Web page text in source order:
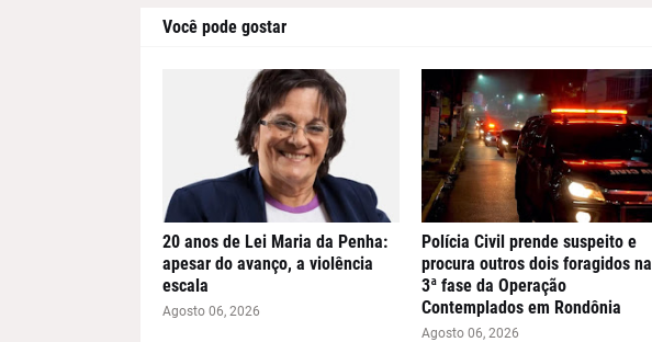
Você pode gostar
20 anos de Lei Maria da Penha:
apesar do avanço, a violência
escala
Agosto 06, 2026
Polícia Civil prende suspeito e
procura outros dois foragidos na
3ª fase da Operação
Contemplados em Rondônia
Agosto 06, 2026